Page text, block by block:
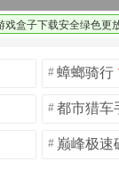
戏盒子下载安全绿色更
# 蟑螂骑行
# 都市猎车
# 巅峰极速